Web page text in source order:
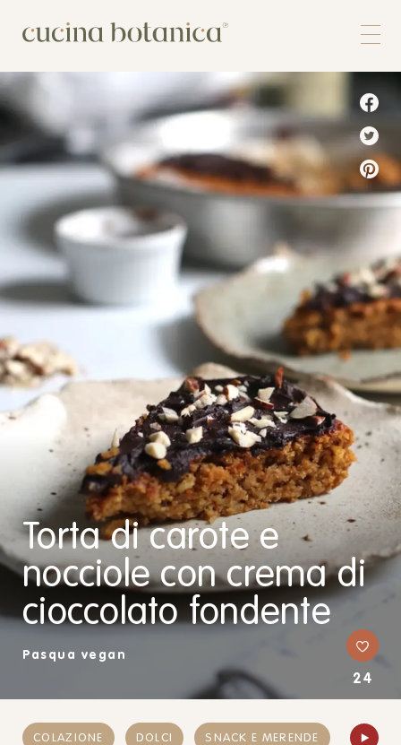
Shop
Contatti
Torta di carote e
nocciole con crema di
cioccolato fondente
Pasqua vegan
24
COLAZIONE DOLCI SNACK E MERENDE